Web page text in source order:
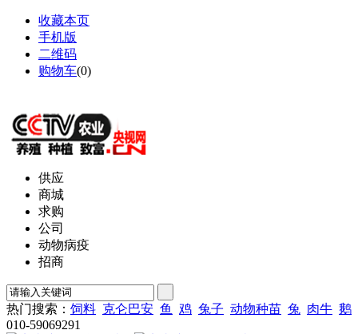
收藏本页
手机版
二维码
购物车(0)
供应
商城
求购
公司
动物病疫
招商
热门搜索： 饲料 克仑巴安 鱼 鸡 兔子 动物种苗 兔 肉牛 鹅
010-59069291